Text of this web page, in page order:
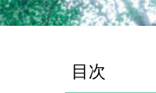
目次